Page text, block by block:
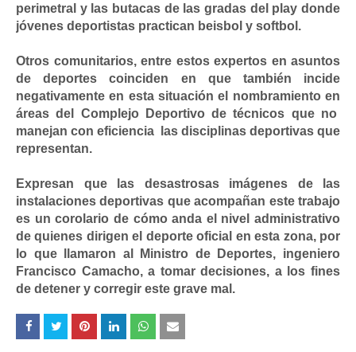
perimetral y las butacas de las gradas del play donde
jóvenes deportistas practican beisbol y softbol.
Otros comunitarios, entre estos expertos en asuntos
de deportes coinciden en que también incide
negativamente en esta situación el nombramiento en
áreas del Complejo Deportivo de técnicos que no
manejan con eficiencia las disciplinas deportivas que
representan.
Expresan que las desastrosas imágenes de las
instalaciones deportivas que acompañan este trabajo
es un corolario de cómo anda el nivel administrativo
de quienes dirigen el deporte oficial en esta zona, por
lo que llamaron al Ministro de Deportes, ingeniero
Francisco Camacho, a tomar decisiones, a los fines
de detener y corregir este grave mal.